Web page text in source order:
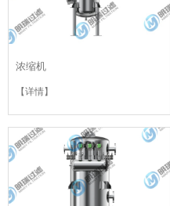
浓缩机
【详情】